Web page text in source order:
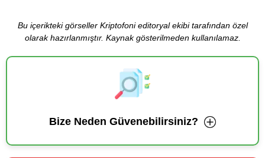
Bu içerikteki görseller Kriptofoni editoryal ekibi tarafından özel
olarak hazırlanmıştır. Kaynak gösterilmeden kullanılamaz.
Bize Neden Güvenebilirsiniz?